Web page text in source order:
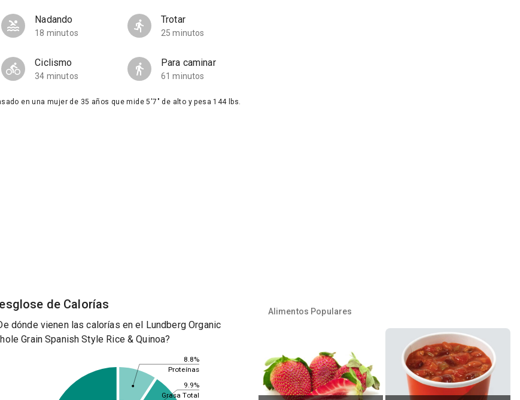
Nadando
18 minutos
Trotar
25 minutos
Ciclismo
34 minutos
Para caminar
61 minutos
en una mujer de 35 años que mide 5'7" de alto y pesa 144 lbs.
de Calorías
dónde vienen las calorías en el Lundberg Organic
Grain Spanish Style Rice & Quinoa?
8.8%
9.9%
Proteínas
Grasa Total
Alimentos Populares